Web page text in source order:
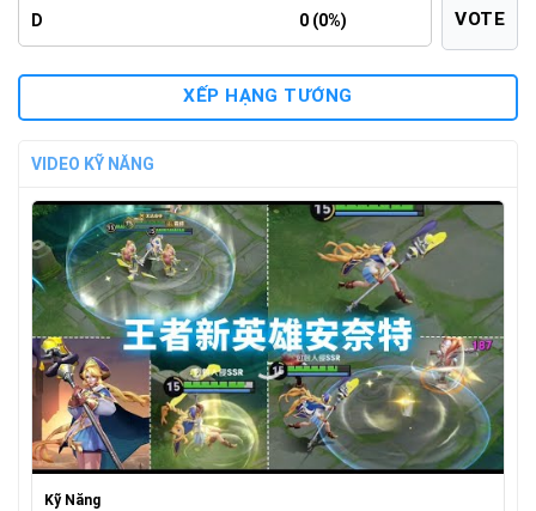
D 0 (0%) VOTE
XẾP HẠNG TƯỚNG
VIDEO KỸ NĂNG
Kỹ Năng